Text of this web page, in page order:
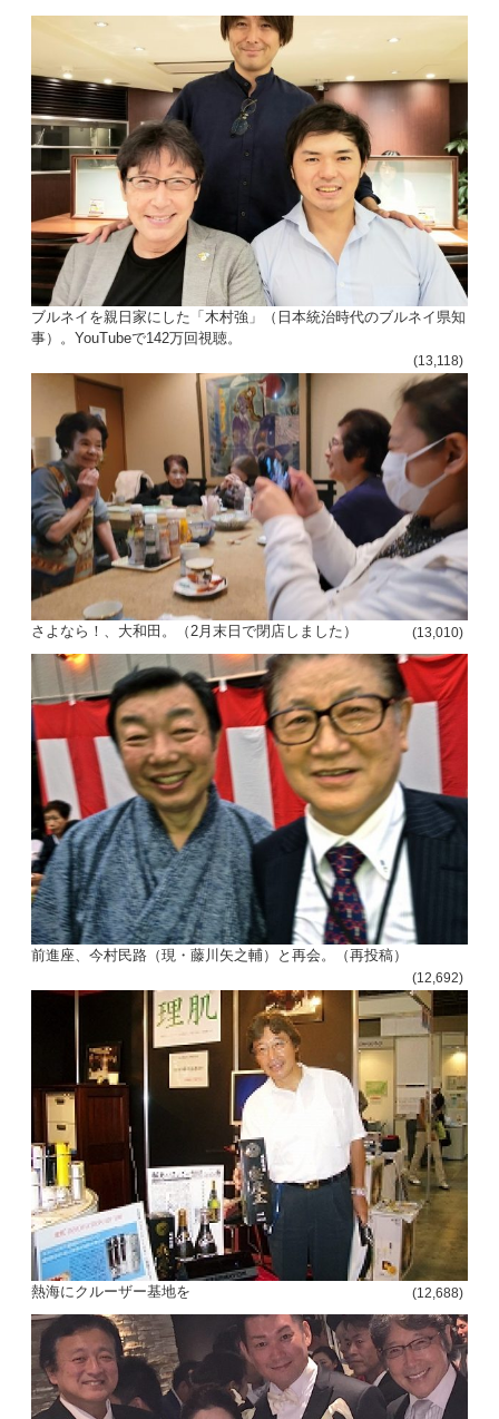
ブルネイを親日家にした「木村強」（日本統治時代のブルネイ県知
事）。YouTubeで142万回視聴。
(13,118)
さよなら！、大和田。（2月末日で閉店しました） (13,010)
前進座、今村民路（現・藤川矢之輔）と再会。（再投稿）
(12,692)
熱海にクルーザー基地を (12,688)